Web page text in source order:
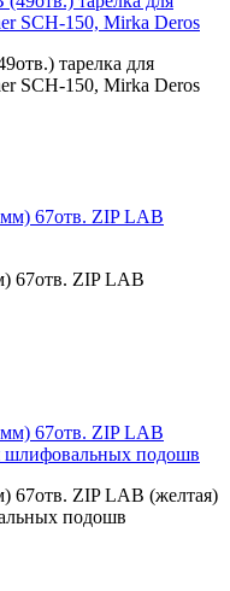
тарелка для
SCH-150, Mirka Deros
67отв. ZIP LAB
67отв. ZIP LAB (желтая)
подошв